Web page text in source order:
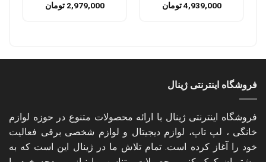
4,939,000 تومان
2,979,000 تومان
فروشگاه اینترنتی ژینال
فروشگاه اینترنتی ژینال با ارائه محصولات متنوع در حوزه لوازم
خانگی ، لپ تاپ، لوازم دیجیتال و لوازم شخصی برقی فعالیت
خود را آغاز کرده است. تمام تلاش ما در ژینال این است که به